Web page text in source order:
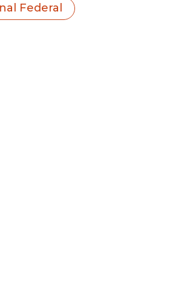
questão, é necessário fixar
de idade deve ser
Federal